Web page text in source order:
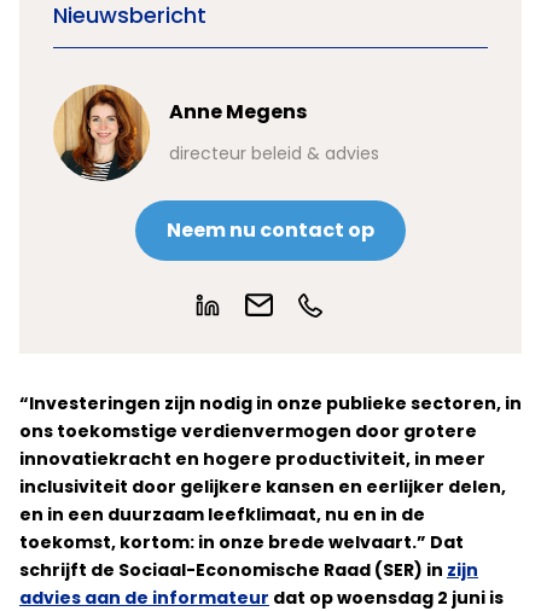
Nieuwsbericht
Anne Megens
directeur beleid & advies
Neem nu contact op
“Investeringen zijn nodig in onze publieke sectoren, in
ons toekomstige verdienvermogen door grotere
innovatiekracht en hogere productiviteit, in meer
inclusiviteit door gelijkere kansen en eerlijker delen,
en in een duurzaam leefklimaat, nu en in de
toekomst, kortom: in onze brede welvaart.” Dat
schrijft de Sociaal-Economische Raad (SER) in zijn
advies aan de informateur dat op woensdag 2 juni is